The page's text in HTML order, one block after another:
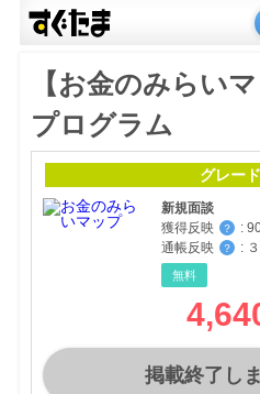
【お金のみらい
プログラム
グレー
新規面談
獲得反映
？ :
通帳反映
？ :
無料
掲載終了し